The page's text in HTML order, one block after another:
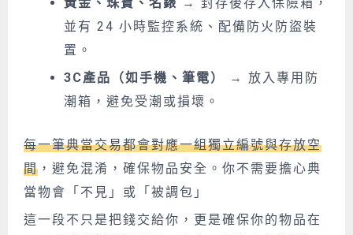
並有 24 小時監控系統、配備防火防盜裝
置。
3C產品（如手機、筆電）
→ 放入專用防
潮箱，避免受潮或損壞。
每一筆典當交易都會對應一組獨立編號與存放空
間 ，避免混淆，確保物品安全。你不需要擔心典
當物會「不見」或「被調包」
這一段不只是把錢交給你，更是確保你的物品在